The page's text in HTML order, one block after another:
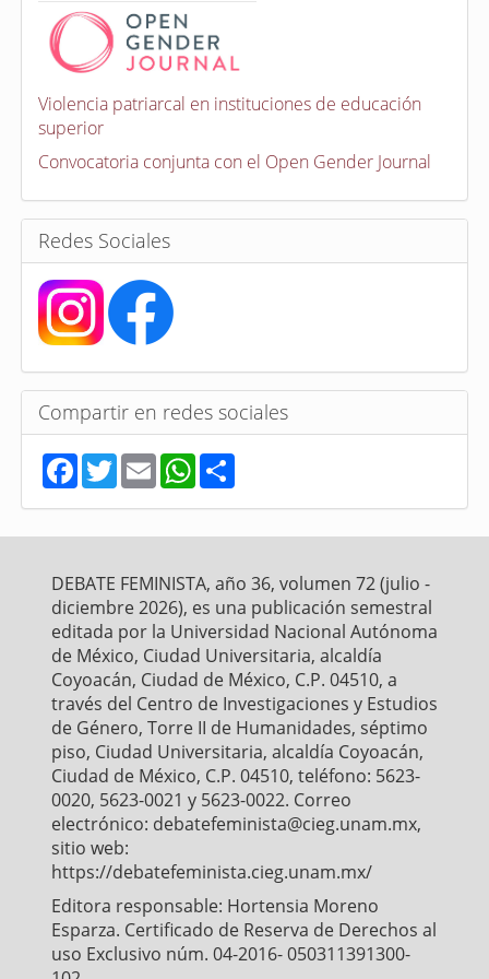
o
a
t
o
r
a
s
Violencia patriarcal en instituciones de educación
superior
Convocatoria conjunta con el Open Gender Journal
Redes Sociales
Compartir en redes sociales
F
a
c
e
b
k
T
w
t
t
E
m
a
i
l
W
h
a
t
s
p
S
h
r
e
DEBATE FEMINISTA, año 36, volumen 72 (julio -
diciembre 2026), es una publicación semestral
editada por la Universidad Nacional Autónoma
de México, Ciudad Universitaria, alcaldía
Coyoacán, Ciudad de México, C.P. 04510, a
través del Centro de Investigaciones y Estudios
de Género, Torre II de Humanidades, séptimo
piso, Ciudad Universitaria, alcaldía Coyoacán,
Ciudad de México, C.P. 04510, teléfono: 5623-
0020, 5623-0021 y 5623-0022. Correo
electrónico: debatefeminista@cieg.unam.mx,
sitio web:
https://debatefeminista.cieg.unam.mx/
Editora responsable: Hortensia Moreno
Esparza. Certificado de Reserva de Derechos al
uso Exclusivo núm. 04-2016- 050311391300-